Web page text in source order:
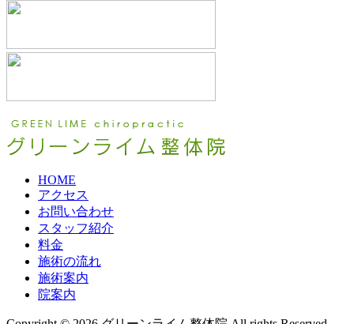
HOME
アクセス
お問い合わせ
スタッフ紹介
料金
施術の流れ
施術案内
院案内